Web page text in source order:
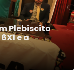
Plebiscito
e a